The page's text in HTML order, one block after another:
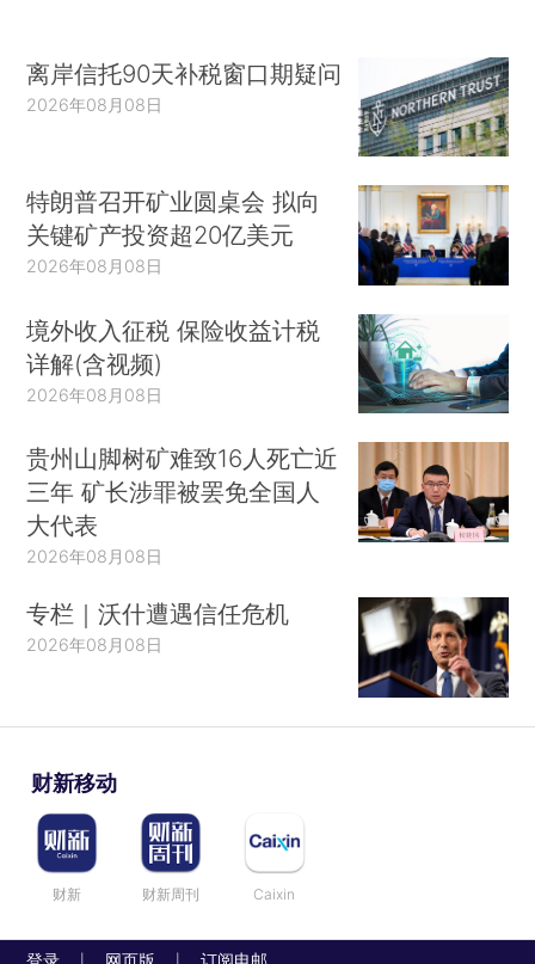
离岸信托90天补税窗口期疑问
2026年08月08日
特朗普召开矿业圆桌会 拟向
关键矿产投资超20亿美元
2026年08月08日
境外收入征税 保险收益计税
详解(含视频)
2026年08月08日
贵州山脚树矿难致16人死亡近
三年 矿长涉罪被罢免全国人
大代表
2026年08月08日
专栏｜沃什遭遇信任危机
2026年08月08日
财新移动
财新 财新周刊 Caixin
登录 网页版 订阅电邮